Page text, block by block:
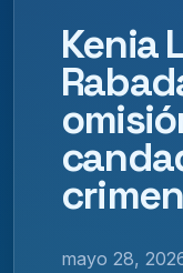
Kenia
mayo 28,